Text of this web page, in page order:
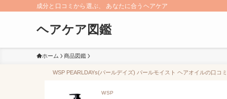
成分と口コミから選ぶ、 あなたに合うヘアケア
ヘアケア図鑑
ホーム 商品図鑑
WSP PEARLDAYs(パールデイズ) パールモイスト ヘアオイルの口コ
WSP